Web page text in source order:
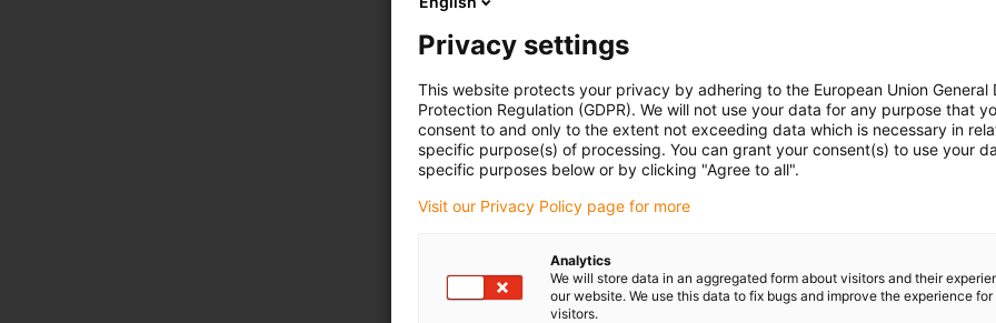
Privacy settings
This website protects your privacy by adhering to the European Union General
Protection Regulation (GDPR). We will not use your data for any purpose that
consent to and only to the extent not exceeding data which is necessary in
specific purpose(s) of processing. You can grant your consent(s) to use your
specific purposes below or by clicking "Agree to all".
Visit our Privacy Policy page for more
Analytics
We will store data in an aggregated form about visitors and their
our website. We use this data to fix bugs and improve the experience for
visitors.